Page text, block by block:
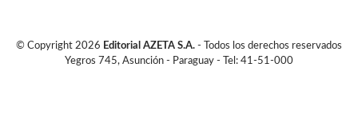
© Copyright 2026 Editorial AZETA S.A. - Todos los derechos reservados
Yegros 745, Asunción - Paraguay - Tel: 41-51-000